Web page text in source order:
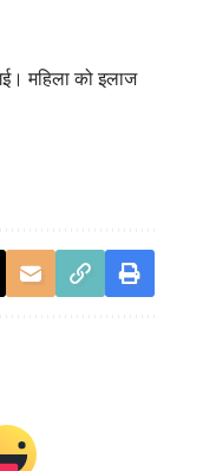
महिला को इलाज